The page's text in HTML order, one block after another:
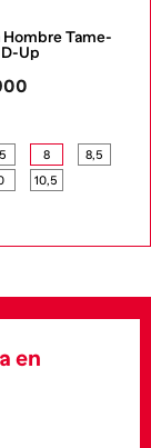
Hombre Tame-
Up
8
8,5
10,5
en